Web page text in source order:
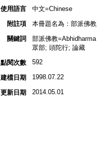
使用語言
中文=Chinese
附註項
本冊題名為：部派佛
關鍵詞
部派佛教
眾部; 頭陀行; 論藏
點閱次數
592
建檔日期 1998.07.22
更新日期 2014.05.01